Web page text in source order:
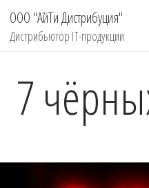
ООО "АйТи Дистрибуция"
Дистрибьютор IT-продукции
7